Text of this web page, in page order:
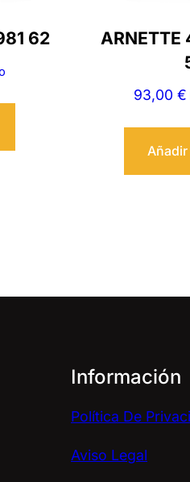
62
ARNETTE
93,00 €
Información
Política De
Aviso Legal